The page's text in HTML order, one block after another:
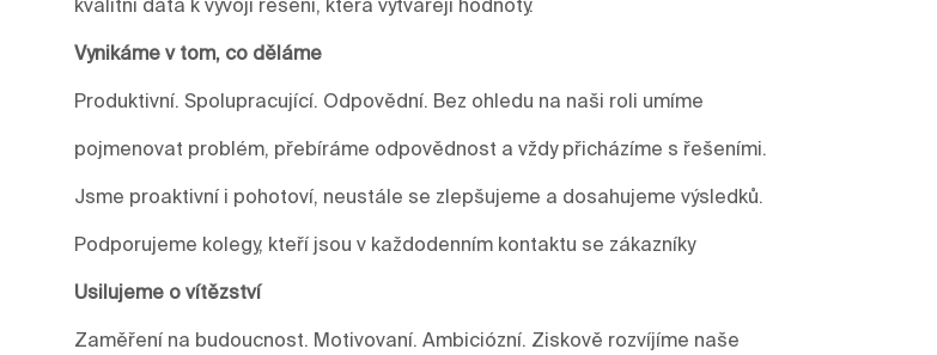
kvalitní data k vývoji řešení, která vytvářejí hodnoty.
Vynikáme v tom, co děláme
Produktivní. Spolupracující. Odpovědní. Bez ohledu na naši roli umíme
pojmenovat problém, přebíráme odpovědnost a vždy přicházíme s řešeními.
Jsme proaktivní i pohotoví, neustále se zlepšujeme a dosahujeme výsledků.
Podporujeme kolegy, kteří jsou v každodenním kontaktu se zákazníky
Usilujeme o vítězství
Zaměření na budoucnost. Motivovaní. Ambiciózní. Ziskově rozvíjíme naše